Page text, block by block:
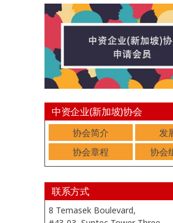
中资企业(新加坡)协会
协会简介
发
协会章程
协会
联系方式
8 Temasek Boulevard,